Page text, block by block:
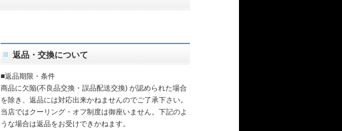
返品・交換について
■返品期限・条件
商品に欠陥(不良品交換・誤品配送交換) が認められた場合
を除き、返品には対応出来かねませんのでご了承下さい。
当店ではクーリング・オフ制度は御座いません。下記のよ
うな場合は返品をお受けできかねます。